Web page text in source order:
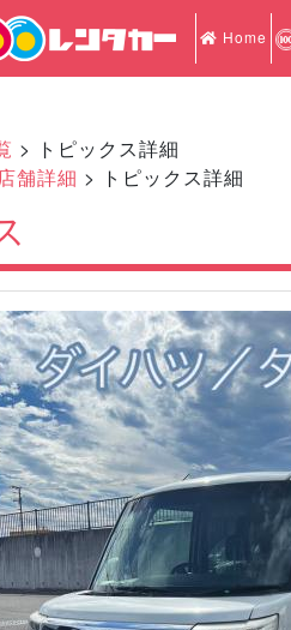
Home
> トピックス詳細
店舗詳細 > トピックス詳細